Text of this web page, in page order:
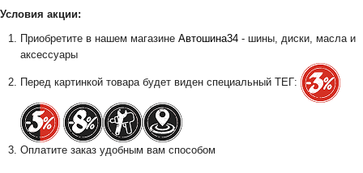
Условия акции:
Приобретите в нашем магазине Автошина34 - шины, диски, масла и
аксессуары
Перед картинкой товара будет виден специальный ТЕГ:
Оплатите заказ удобным вам способом